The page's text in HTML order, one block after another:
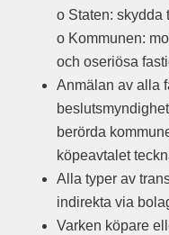
o Staten: skydda
o Kommunen:
och oseriösa
Anmälan av alla
berörda
köpeavtalet
Alla typer av
indirekta via
Varken köpare